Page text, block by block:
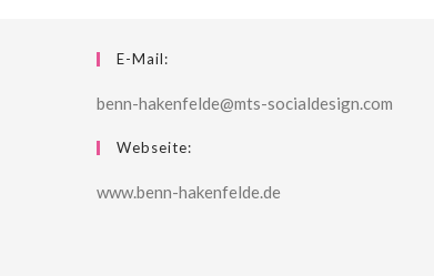
E-Mail:
benn-hakenfelde@mts-socialdesign.com
Webseite:
www.benn-hakenfelde.de